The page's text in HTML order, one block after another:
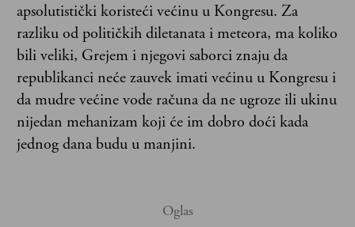
apsolutistički koristeći većinu u Kongresu. Za
razliku od političkih diletanata i meteora, ma koliko
bili veliki, Grejem i njegovi saborci znaju da
republikanci neće zauvek imati većinu u Kongresu i
da mudre većine vode računa da ne ugroze ili ukinu
nijedan mehanizam koji će im dobro doći kada
jednog dana budu u manjini.